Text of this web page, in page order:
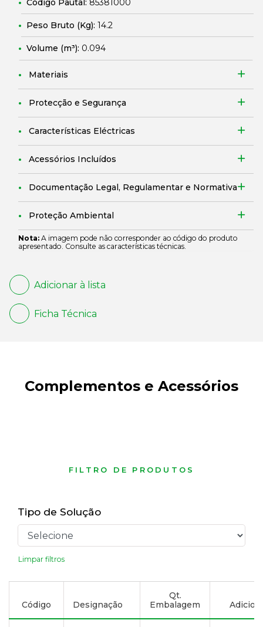
Código Pautal: 85381000
Peso Bruto (Kg): 14.2
Volume (m³): 0.094
Materiais
Protecção e Segurança
Características Eléctricas
Acessórios Incluídos
Documentação Legal, Regulamentar e Normativa
Proteção Ambiental
Nota: A imagem pode não corresponder ao código do produto
apresentado. Consulte as características técnicas.
Adicionar à lista
Ficha Técnica
Complementos e Acessórios
FILTRO DE PRODUTOS
Tipo de Solução
Limpar filtros
Código Designação
Qt.
Embalagem